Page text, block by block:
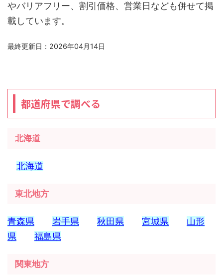
やバリアフリー、割引価格、営業日なども併せて掲
載しています。
最終更新日：2026年04月14日
都道府県で調べる
北海道
北海道
東北地方
青森県 岩手県 秋田県 宮城県
山形
県
福島県
関東地方